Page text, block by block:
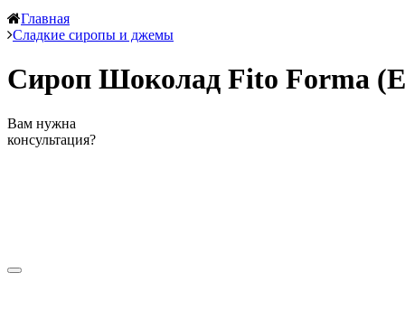
Главная
Сладкие сиропы и джемы
Сироп Шоколад Fito Forma
Вам нужна
консультация?